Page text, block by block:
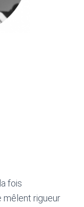
fois
mêlent rigueur